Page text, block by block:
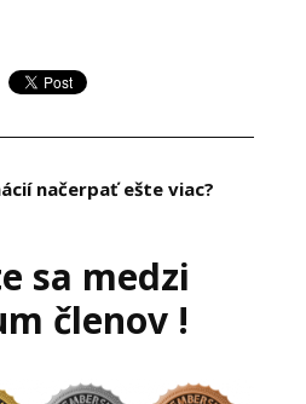
načerpať ešte viac?
sa medzi
členov !